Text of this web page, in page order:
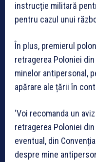
instrucție militară
pentru cazul unui
În plus, premierul
retragerea Poloniei
minelor antipersonal,
apărare ale țării în
‘Voi recomanda un
retragerea Poloniei
eventual, din
despre mine